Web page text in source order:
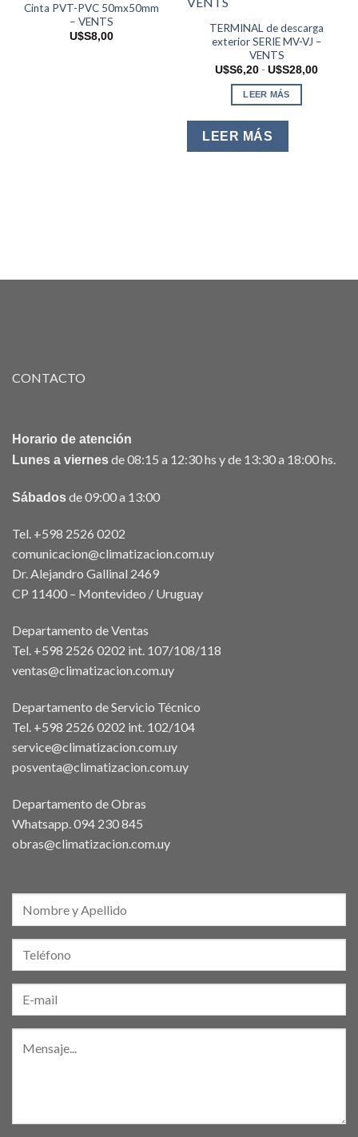
Cinta PVT-PVC 50mx50mm
– VENTS
U$S8,00
TERMINAL de descarga
exterior SERIE MV-VJ –
VENTS
U$S6,20 - U$S28,00Rango
LEER MÁS
LEER MÁS
CONTACTO
Horario de atención
Lunes a viernesde 08:15 a 12:30 hs y de 13:30 a 18:00 hs.
Sábadosde 09:00 a 13:00
Tel. +598 2526 0202
comunicacion@climatizacion.com.uy
Dr. Alejandro Gallinal 2469
CP 11400 – Montevideo / Uruguay
Departamento de Ventas
Tel. +598 2526 0202 int. 107/108/118
ventas@climatizacion.com.uy
Departamento de Servicio Técnico
Tel. +598 2526 0202 int. 102/104
service@climatizacion.com.uy
posventa@climatizacion.com.uy
Departamento de Obras
Whatsapp. 094 230 845
obras@climatizacion.com.uy